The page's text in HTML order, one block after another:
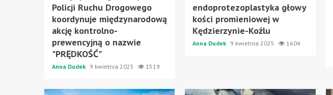
Policji Ruchu Drogowego
koordynuje międzynarodową
akcję kontrolno-
prewencyjną o nazwie
"PRĘDKOŚĆ"
Anna Dudek 9 kwietnia 2025 1519
endoprotezoplastyka głowy
kości promieniowej w
Kędzierzynie-Koźlu
Anna Dudek 9 kwietnia 2025 1604